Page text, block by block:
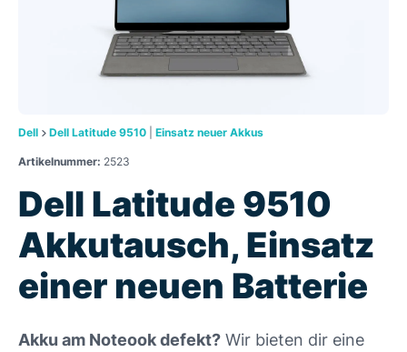
Dell Dell Latitude 9510 Einsatz neuer Akkus
Artikelnummer: 2523
Dell Latitude 9510
Akkutausch, Einsatz
einer neuen Batterie
Akku am Noteook defekt? Wir bieten dir eine